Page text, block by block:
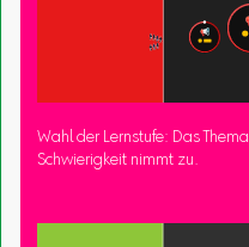
Wahl der Lernstufe: Das
Schwierigkeit nimmt zu.